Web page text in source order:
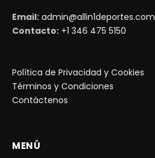
Email: admin@allin1deportes.com
Contacto: +1 346 475 5150
Política de Privacidad y Cookies
Términos y Condiciones
Contáctenos
MENÚ